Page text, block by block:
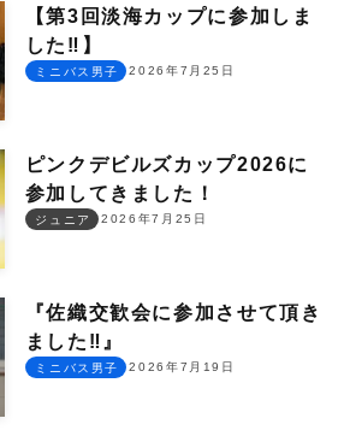
【第3回淡海カップに参加しま
した‼︎】
2026年7月25日
ミニバス男子
ピンクデビルズカップ2026に
参加してきました！
2026年7月25日
ジュニア
『佐織交歓会に参加させて頂き
ました‼︎』
2026年7月19日
ミニバス男子